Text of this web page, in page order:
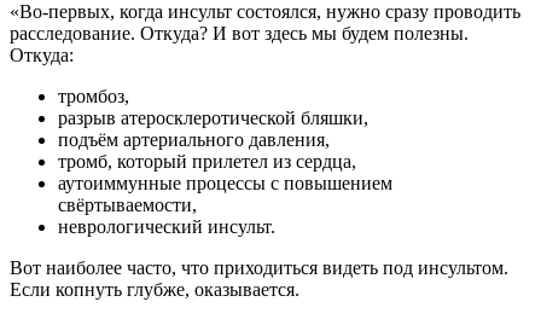
«Во-первых, когда инсульт состоялся, нужно сразу проводить
расследование. Откуда? И вот здесь мы будем полезны.
Откуда:
тромбоз,
разрыв атеросклеротической бляшки,
подъём артериального давления,
тромб, который прилетел из сердца,
аутоиммунные процессы с повышением
свёртываемости,
неврологический инсульт.
Вот наиболее часто, что приходиться видеть под инсультом.
Если копнуть глубже, оказывается.